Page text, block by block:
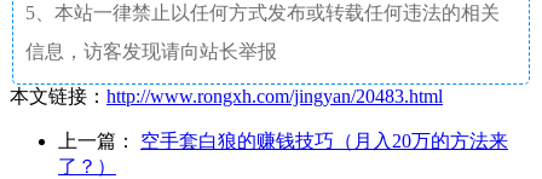
5、本站一律禁止以任何方式发布或转载任何违法的相关
信息，访客发现请向站长举报
本文链接： http://www.rongxh.com/jingyan/20483.html
上一篇： 空手套白狼的赚钱技巧（月入20万的方法来
了？）